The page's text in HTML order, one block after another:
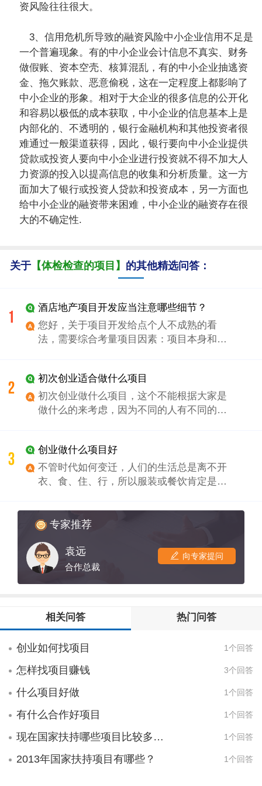
资风险往往很大。
3、信用危机所导致的融资风险中小企业信用不足是
一个普遍现象。有的中小企业会计信息不真实、财务
做假账、资本空壳、核算混乱，有的中小企业抽逃资
金、拖欠账款、恶意偷税，这在一定程度上都影响了
中小企业的形象。相对于大企业的很多信息的公开化
和容易以极低的成本获取，中小企业的信息基本上是
内部化的、不透明的，银行金融机构和其他投资者很
难通过一般渠道获得，因此，银行要向中小企业提供
贷款或投资人要向中小企业进行投资就不得不加大人
力资源的投入以提高信息的收集和分析质量。这一方
面加大了银行或投资人贷款和投资成本，另一方面也
给中小企业的融资带来困难，中小企业的融资存在很
大的不确定性.
关于【体检检查的项目】 的其他精选问答：
酒店地产项目开发应当注意哪些细节？
您好，关于项目开发给点个人不成熟的看
法，需要综合考量项目因素：项目本身和外
定位；如果是合作需要考量自有资源和金融
杠杆化，尤其是酒店合作不太好运作。 1、
在县城，可以做相对中档点的酒店项目。
点。
初次创业适合做什么项目
初次创业做什么项目，这个不能根据大家是
做什么的来考虑，因为不同的人有不同的想
门。你想要创业更主要还是看看自己想做什
么，手头有多少资源，能付出多大的努力。
创业合作的基础是要做一个很好的计划。计
析。知道自己适合做什么。整理一下有哪些
可以利用的社会关系。估计一下资源如何运
功或者失败。 只有你充分准备了。你才能最
快的速度赚到钱。如果要赚到更多的钱。那
的职业。是最为关键的。
创业做什么项目好
不管时代如何变迁，人们的生活总是离不开
衣、食、住、行，所以服装或餐饮肯定是不
业。 作为一个“吃货”，个人则更倾向于餐
饮，餐饮为每天的现金生意，基本上是不会
程度。 其次，你也可以去做淘宝电商一类
的，这种项目是未来发展的趋势，劳动力的
专家推荐
袁远
合作总裁
向专家提问
相关问答 热门问答
创业如何找项目 1个回答
怎样找项目赚钱 3个回答
什么项目好做 1个回答
有什么合作好项目 1个回答
现在国家扶持哪些项目比较多呢？ 1个回答
2013年国家扶持项目有哪些？ 1个回答